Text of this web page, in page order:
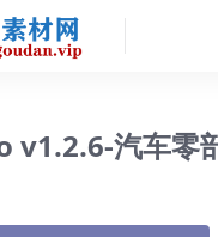
v1.2.6-汽车零